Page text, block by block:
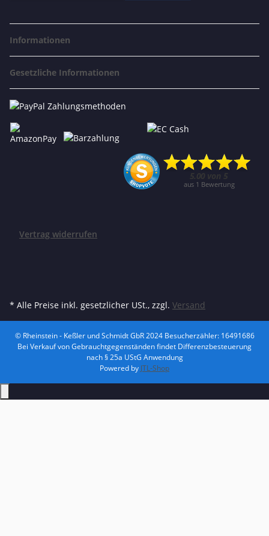
Informationen
Gesetzliche Informationen
Vertrag widerrufen
* Alle Preise inkl. gesetzlicher USt., zzgl. Versand
© Rheinstein - Keßler und Schmidt GbR 2024Besucherzähler: 16491686
Bei Verkauf von Gebrauchtgegenständen findet Differenzbesteuerung
nach § 25a UStG Anwendung
Powered by JTL-Shop